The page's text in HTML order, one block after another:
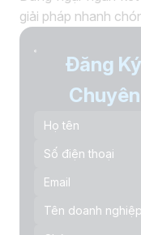
giải pháp nhanh
Đăng